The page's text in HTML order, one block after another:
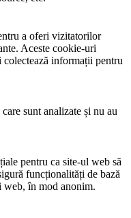
a oferi vizitatorilor
Aceste cookie-uri
informații pentru
sunt analizate și nu au
pentru ca site-ul web să
funcționalități de bază
web, în mod anonim.